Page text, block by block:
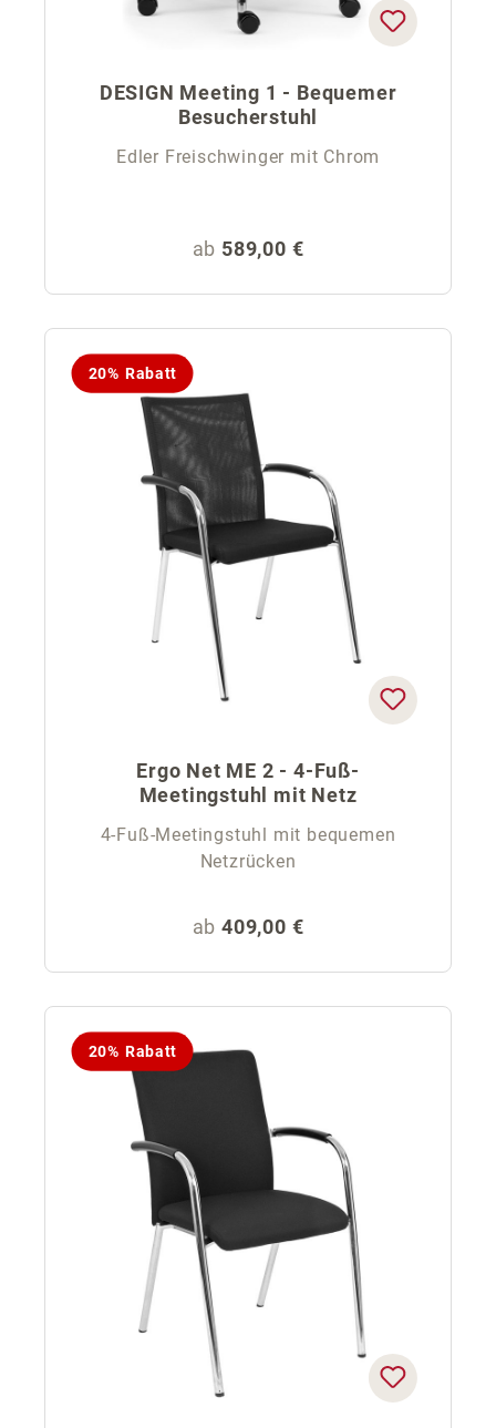
DESIGN Meeting 1 - Bequemer
Besucherstuhl
Edler Freischwinger mit Chrom
Regulärer Preis:
ab 589,00 €
20% Rabatt
Ergo Net ME 2 - 4-Fuß-
Meetingstuhl mit Netz
4-Fuß-Meetingstuhl mit bequemen
Netzrücken
Regulärer Preis:
ab 409,00 €
20% Rabatt